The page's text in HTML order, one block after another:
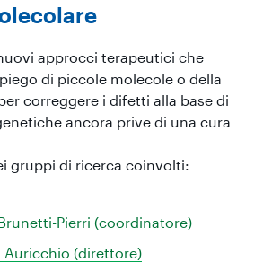
approcci terapeutici che
di piccole molecole o della
correggere i difetti alla base di
ancora prive di una cura
gruppi di ricerca coinvolti:
Pierri (coordinatore)
Auricchio (direttore)